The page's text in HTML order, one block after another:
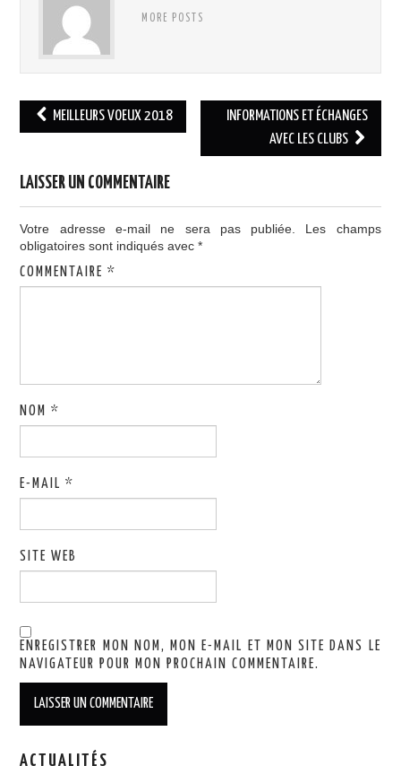
MORE POSTS
Navigation
des
MEILLEURS VOEUX 2018
INFORMATIONS ET ÉCHANGES
AVEC LES CLUBS
LAISSER UN COMMENTAIRE
Votre adresse e-mail ne sera pas publiée.
Les champs
obligatoires sont indiqués avec*
COMMENTAIRE*
NOM*
E-MAIL*
SITE WEB
ENREGISTRER MON NOM, MON E-MAIL ET MON SITE DANS LE
NAVIGATEUR POUR MON PROCHAIN COMMENTAIRE.
ACTUALITÉS